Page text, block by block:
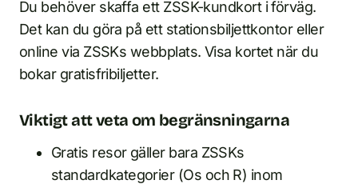
Du behöver skaffa ett ZSSK-kundkort i förväg.
Det kan du göra på ett stationsbiljettkontor eller
online via ZSSKs webbplats. Visa kortet när du
bokar gratisfribiljetter.
Viktigt att veta om begränsningarna
Gratis resor gäller bara ZSSKs
standardkategorier (Os och R) inom